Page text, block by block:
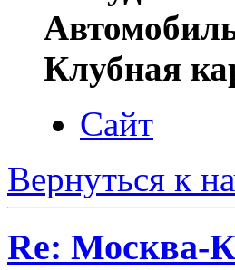
Клубная
Сайт
Вернуться к
Re: Москва-